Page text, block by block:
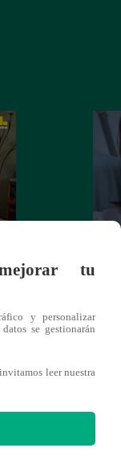
tu
y personalizar
se gestionarán
leer nuestra